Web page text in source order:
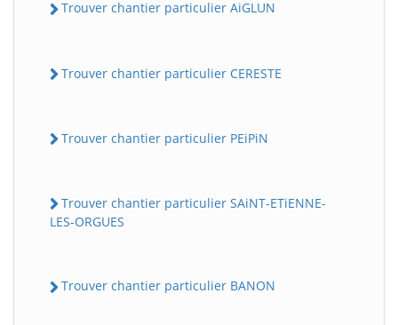
Trouver chantier particulier AiGLUN
Trouver chantier particulier CERESTE
Trouver chantier particulier PEiPiN
Trouver chantier particulier SAiNT-ETiENNE-
LES-ORGUES
Trouver chantier particulier BANON